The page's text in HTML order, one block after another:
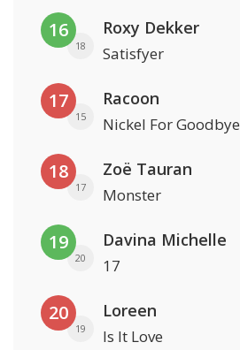
16
18
Roxy Dekker
Satisfyer
17
15
Racoon
Nickel For Goodbye
18
17
Zoë Tauran
Monster
19
20
Davina Michelle
17
20
19
Loreen
Is It Love